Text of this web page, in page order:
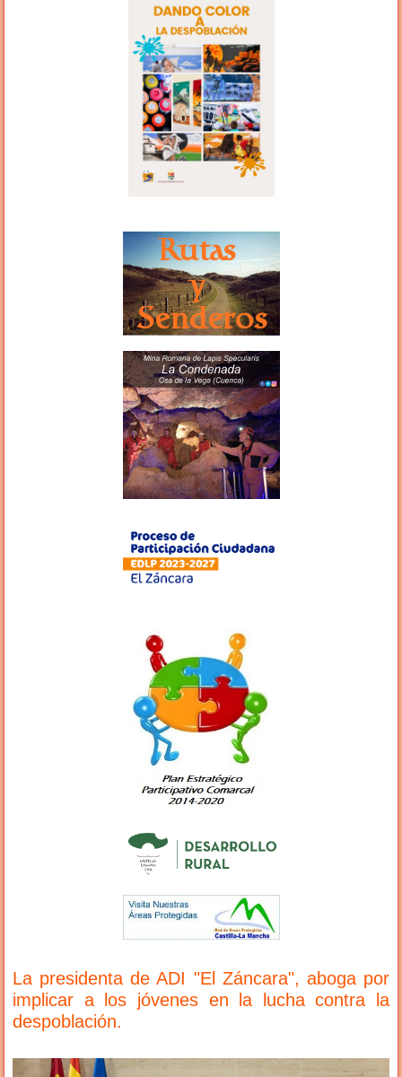
La presidenta de ADI "El Záncara", aboga por
implicar a los jóvenes en la lucha contra la
despoblación.